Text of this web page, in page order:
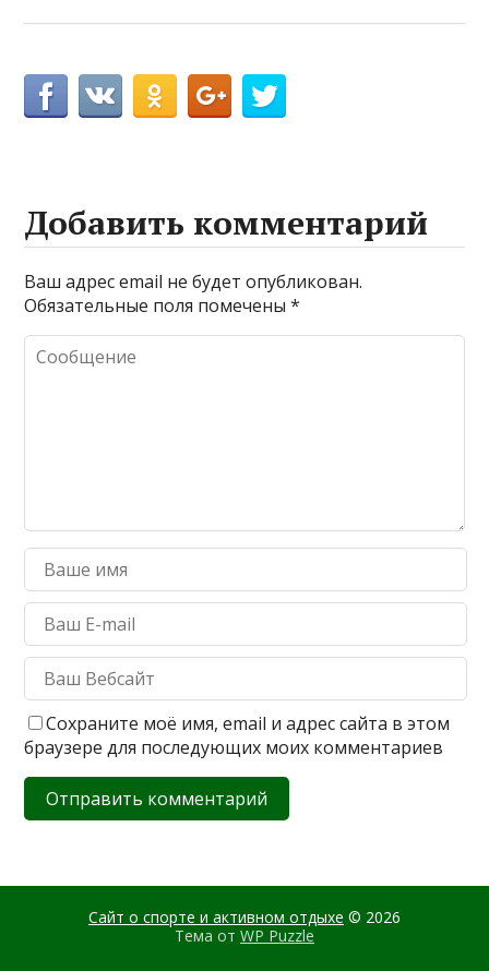
Добавить комментарий
Ваш адрес email не будет опубликован.
Обязательные поля помечены*
Сохраните моё имя, email и адрес сайта в этом
браузере для последующих моих комментариев
Сайт о спорте и активном отдыхе © 2026
Тема от WP Puzzle